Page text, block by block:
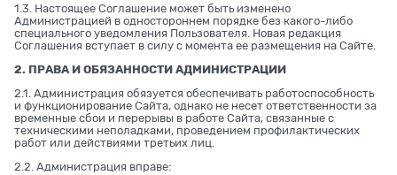
1.3. Настоящее Соглашение может быть изменено
Администрацией в одностороннем порядке без какого-либо
специального уведомления Пользователя. Новая редакция
Соглашения вступает в силу с момента ее размещения на Сайте.
2. ПРАВА И ОБЯЗАННОСТИ АДМИНИСТРАЦИИ
2.1. Администрация обязуется обеспечивать работоспособность
и функционирование Сайта, однако не несет ответственности за
временные сбои и перерывы в работе Сайта, связанные с
техническими неполадками, проведением профилактических
работ или действиями третьих лиц.
2.2. Администрация вправе: